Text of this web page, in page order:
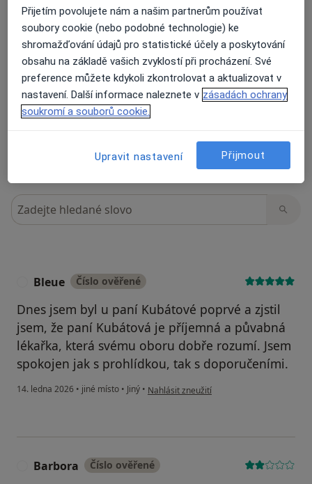
13 názorů
Recenze pacientů jsou pro nás důležité.
Specialisté nemají možnost zaplatit za
odstranění nebo změnu recenze pacienta.
Další informace.Další informace o názorech
Hledejte v názorech
Bleue Číslo ověřené
Dnes jsem byl u paní Kubátové poprvé a zjstil
jsem, že paní Kubátová je příjemná a půvabná
lékařka, která svému oboru dobře rozumí. Jsem
spokojen jak s prohlídkou, tak s doporučeními.
14. ledna 2026 • jiné místo • Jiný • podle názoru uživatele Bleue
Nahlásit zneužití
Barbora Číslo ověřené
Přijetím povolujete nám a našim partnerům používat
soubory cookie (nebo podobné technologie) ke
shromažďování údajů pro statistické účely a poskytování
obsahu na základě vašich zvyklostí při procházení. Své
preference můžete kdykoli zkontrolovat a aktualizovat v
nastavení. Další informace naleznete v zásadách ochrany
soukromí a souborů cookie.
Upravit nastavení Přijmout